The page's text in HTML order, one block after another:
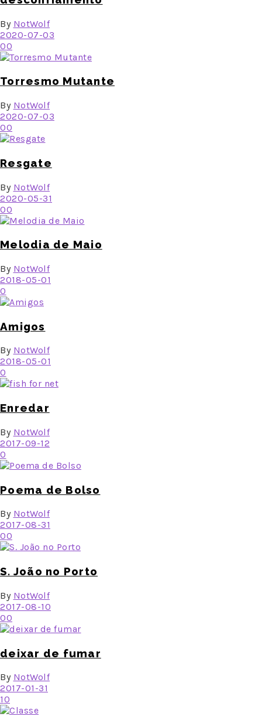
By NotWolf
2020-07-03
00
Torresmo Mutante
By NotWolf
2020-07-03
00
Resgate
By NotWolf
2020-05-31
00
Melodia de Maio
By NotWolf
2018-05-01
0
Amigos
By NotWolf
2018-05-01
0
Enredar
By NotWolf
2017-09-12
0
Poema de Bolso
By NotWolf
2017-08-31
00
S. João no Porto
By NotWolf
2017-08-10
00
deixar de fumar
By NotWolf
2017-01-31
10